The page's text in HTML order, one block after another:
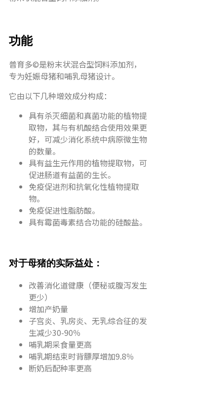
功能
普育多©是粉末状混合型饲料添加剂，
专为妊娠母猪和哺乳母猪设计。
它由以下几种增效成分构成：
具有杀灭细菌和真菌功能的植物提
取物，其与有机酸结合使用效果更
好，可减少消化系统中病原微生物
的数量。
具有益生元作用的植物提取物，可
促进肠道有益菌的生长。
免疫促进剂和抗氧化性植物提取
物。
免疫促进性脂肪酸。
具有霉菌毒素结合功能的硅酸盐。
对于母猪的实际益处：
改善消化道健康（便秘或腹泻发生
更少）
增加产奶量
子宫炎、乳房炎、无乳综合征的发
生减少30-90％
哺乳期采食量更高
哺乳期结束时背膘厚增加9.8％
断奶后配种率更高